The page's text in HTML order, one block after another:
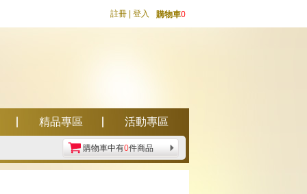
註冊 登入 購物車0
精品專區 活動專區
購物車中有0件商品